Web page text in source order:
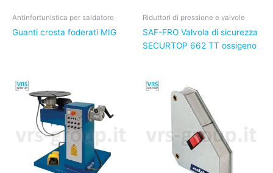
Antinfortunistica per saldatore
Guanti crosta foderati MIG
Riduttori di pressione e valvole
SAF-FRO Valvola di sicurezza
SECURTOP 662 TT ossigeno
prezzo
originale
120,00€.
attuale
è:
90,00€.